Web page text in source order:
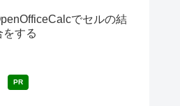
でセルの結
をする
PR